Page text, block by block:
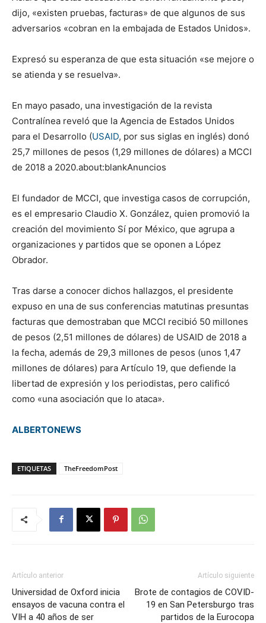
dijo, «existen pruebas, facturas» de que algunos de sus
adversarios «cobran en la embajada de Estados Unidos».
Expresó su esperanza de que esta situación «se mejore o
se atienda y se resuelva».
En mayo pasado, una investigación de la revista
Contralínea reveló que la Agencia de Estados Unidos
para el Desarrollo (USAID, por sus siglas en inglés) donó
25,7 millones de pesos (1,29 millones de dólares) a MCCI
de 2018 a 2020.about:blankAnuncios
El fundador de MCCI, que investiga casos de corrupción,
es el empresario Claudio X. González, quien promovió la
creación del movimiento Sí por México, que agrupa a
organizaciones y partidos que se oponen a López
Obrador.
Tras darse a conocer dichos hallazgos, el presidente
expuso en una de sus conferencias matutinas presuntas
facturas que demostraban que MCCI recibió 50 millones
de pesos (2,51 millones de dólares) de USAID de 2018 a
la fecha, además de 29,3 millones de pesos (unos 1,47
millones de dólares) para Artículo 19, que defiende la
libertad de expresión y los periodistas, pero calificó
como «una asociación que lo ataca».
ALBERTONEWS
ETIQUETAS TheFreedomPost
Artículo anterior
Universidad de Oxford inicia
ensayos de vacuna contra el
VIH a 40 años de ser
Artículo siguiente
Brote de contagios de COVID-
19 en San Petersburgo tras
partidos de la Eurocopa